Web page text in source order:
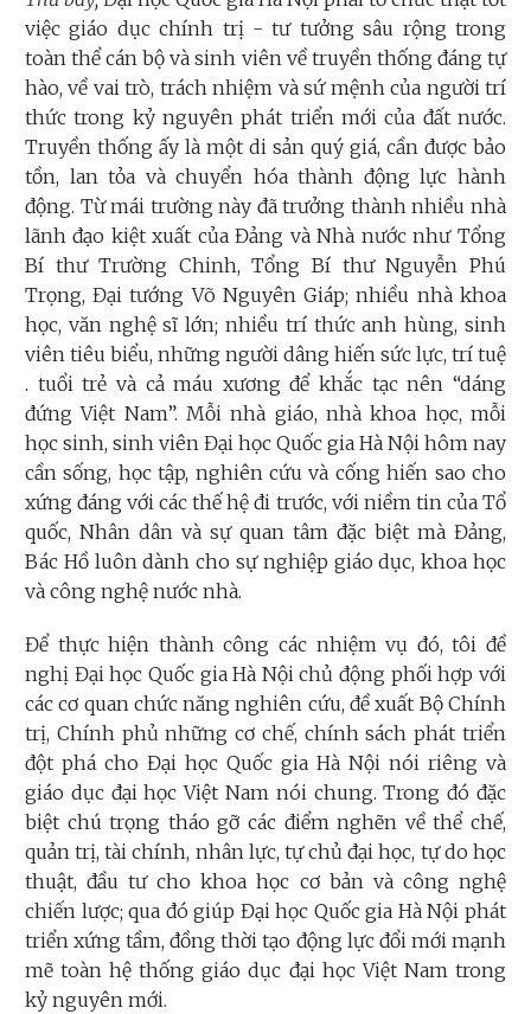
việc giáo dục chính trị - tư tưởng sâu rộng trong
toàn thể cán bộ và sinh viên về truyền thống đáng tự
hào, về vai trò, trách nhiệm và sứ mệnh của người trí
thức trong kỷ nguyên phát triển mới của đất nước.
Truyền thống ấy là một di sản quý giá, cần được bảo
tồn, lan tỏa và chuyển hóa thành động lực hành
động. Từ mái trường này đã trưởng thành nhiều nhà
lãnh đạo kiệt xuất của Đảng và Nhà nước như Tổng
Bí thư Trường Chinh, Tổng Bí thư Nguyễn Phú
Trọng, Đại tướng Võ Nguyên Giáp; nhiều nhà khoa
học, văn nghệ sĩ lớn; nhiều trí thức anh hùng, sinh
viên tiêu biểu, những người dâng hiến sức lực, trí tuệ
. tuổi trẻ và cả máu xương để khắc tạc nên “dáng
đứng Việt Nam”. Mỗi nhà giáo, nhà khoa học, mỗi
học sinh, sinh viên Đại học Quốc gia Hà Nội hôm nay
cần sống, học tập, nghiên cứu và cống hiến sao cho
xứng đáng với các thế hệ đi trước, với niềm tin của Tổ
quốc, Nhân dân và sự quan tâm đặc biệt mà Đảng,
Bác Hồ luôn dành cho sự nghiệp giáo dục, khoa học
và công nghệ nước nhà.
Để thực hiện thành công các nhiệm vụ đó, tôi đề
nghị Đại học Quốc gia Hà Nội chủ động phối hợp với
các cơ quan chức năng nghiên cứu, đề xuất Bộ Chính
trị, Chính phủ những cơ chế, chính sách phát triển
đột phá cho Đại học Quốc gia Hà Nội nói riêng và
giáo dục đại học Việt Nam nói chung. Trong đó đặc
biệt chú trọng tháo gỡ các điểm nghẽn về thể chế,
quản trị, tài chính, nhân lực, tự chủ đại học, tự do học
thuật, đầu tư cho khoa học cơ bản và công nghệ
chiến lược; qua đó giúp Đại học Quốc gia Hà Nội phát
triển xứng tầm, đồng thời tạo động lực đổi mới mạnh
mẽ toàn hệ thống giáo dục đại học Việt Nam trong
kỷ nguyên mới.